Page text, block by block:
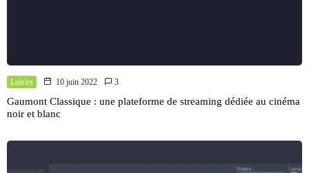
Loisirs 10 juin 2022 3
Gaumont Classique : une plateforme de streaming dédiée au cinéma
noir et blanc